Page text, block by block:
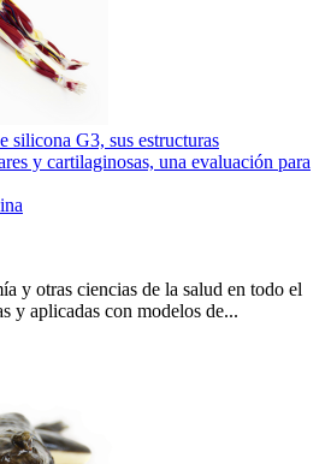
silicona G3, sus estructuras
y cartilaginosas, una evaluación para
y otras ciencias de la salud en todo el
y aplicadas con modelos de...